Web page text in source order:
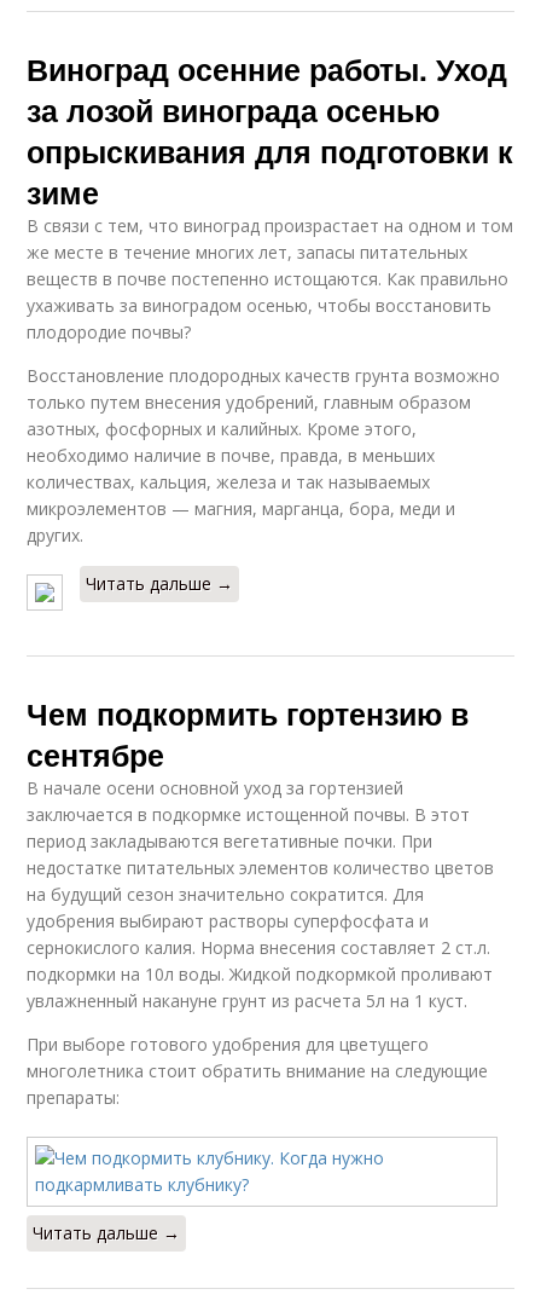
Виноград осенние работы. Уход
за лозой винограда осенью
опрыскивания для подготовки к
зиме
В связи с тем, что виноград произрастает на одном и том
же месте в течение многих лет, запасы питательных
веществ в почве постепенно истощаются. Как правильно
ухаживать за виноградом осенью, чтобы восстановить
плодородие почвы?
Восстановление плодородных качеств грунта возможно
только путем внесения удобрений, главным образом
азотных, фосфорных и калийных. Кроме этого,
необходимо наличие в почве, правда, в меньших
количествах, кальция, железа и так называемых
микроэлементов — магния, марганца, бора, меди и
других.
Читать дальше →
Чем подкормить гортензию в
сентябре
В начале осени основной уход за гортензией
заключается в подкормке истощенной почвы. В этот
период закладываются вегетативные почки. При
недостатке питательных элементов количество цветов
на будущий сезон значительно сократится. Для
удобрения выбирают растворы суперфосфата и
сернокислого калия. Норма внесения составляет 2 ст.л.
подкормки на 10л воды. Жидкой подкормкой проливают
увлажненный накануне грунт из расчета 5л на 1 куст.
При выборе готового удобрения для цветущего
многолетника стоит обратить внимание на следующие
препараты:
Читать дальше →